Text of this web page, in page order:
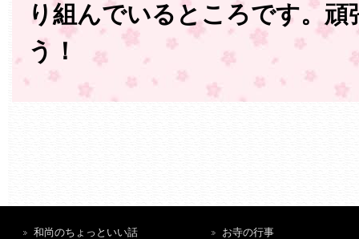
り組んでいるところです。
う！
和尚のちょっといい話
お寺の行事